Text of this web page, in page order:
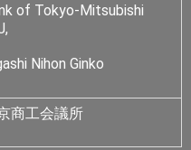
of Tokyo-Mitsubishi
Nihon Ginko
商工会議所